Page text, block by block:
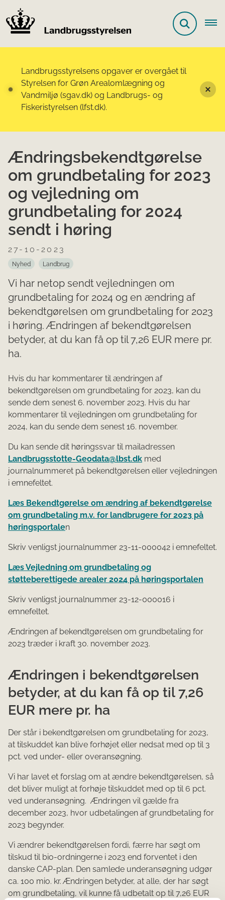
Landbrugsstyrelsens opgaver er overgået til
Styrelsen for Grøn Arealomlægning og
Vandmiljø (sgav.dk) og Landbrugs- og
Fiskeristyrelsen (lfst.dk).
Ændringsbekendtgørelse
om grundbetaling for 2023
og vejledning om
grundbetaling for 2024
sendt i høring
27-10-2023
Nyhed Landbrug
Vi har netop sendt vejledningen om
grundbetaling for 2024 og en ændring af
bekendtgørelsen om grundbetaling for 2023
i høring. Ændringen af bekendtgørelsen
betyder, at du kan få op til 7,26 EUR mere pr.
ha.
Hvis du har kommentarer til ændringen af
bekendtgørelsen om grundbetaling for 2023, kan du
sende dem senest 6. november 2023. Hvis du har
kommentarer til vejledningen om grundbetaling for
2024, kan du sende dem senest 16. november.
Du kan sende dit høringssvar til mailadressen
Landbrugsstotte-Geodata@lbst.dk med
journalnummeret på bekendtgørelsen eller vejledningen
i emnefeltet.
Læs Bekendtgørelse om ændring af bekendtgørelse
om grundbetaling m.v. for landbrugere for 2023 på
høringsportalen
Skriv venligst journalnummer 23-11-000042 i emnefeltet.
Læs Vejledning om grundbetaling og
støtteberettigede arealer 2024 på høringsportalen
Skriv venligst journalnummer 23-12-000016 i
emnefeltet.
Ændringen af bekendtgørelsen om grundbetaling for
2023 træder i kraft 30. november 2023.
Ændringen i bekendtgørelsen
betyder, at du kan få op til 7,26
EUR mere pr. ha
Der står i bekendtgørelsen om grundbetaling for 2023,
at tilskuddet kan blive forhøjet eller nedsat med op til 3
pct. ved under- eller overansøgning.
Vi har lavet et forslag om at ændre bekendtgørelsen, så
det bliver muligt at forhøje tilskuddet med op til 6 pct.
ved underansøgning. Ændringen vil gælde fra
december 2023, hvor udbetalingen af grundbetaling for
2023 begynder.
Vi ændrer bekendtgørelsen fordi, færre har søgt om
tilskud til bio-ordningerne i 2023 end forventet i den
danske CAP-plan. Den samlede underansøgning udgør
ca. 100 mio. kr. Ændringen betyder, at alle, der har søgt
om grundbetaling, vil kunne få udbetalt op til 7,26 EUR